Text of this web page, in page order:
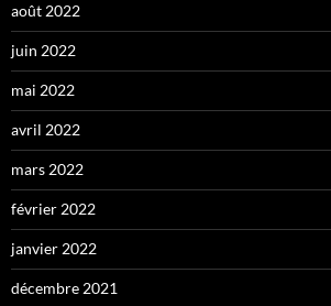
août 2022
juin 2022
mai 2022
avril 2022
mars 2022
février 2022
janvier 2022
décembre 2021